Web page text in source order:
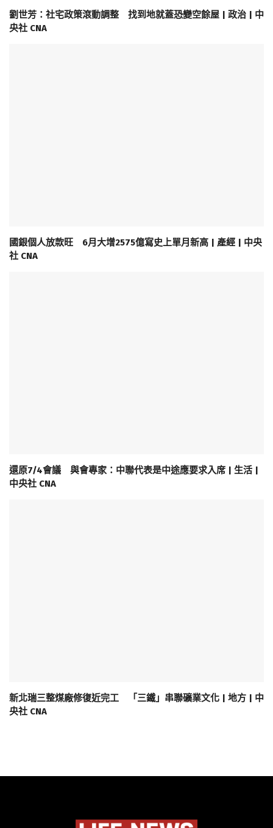
劉世芳：社宅政策滾動調整 找到地就蓋恐變空餘屋 | 政治 | 中
央社 CNA
國銀個人放款旺 6月大增2575億寫史上單月新高 | 產經 | 中央
社 CNA
還原7/4會議 與會專家：中聯代表是中途應要求入席 | 生活 |
中央社 CNA
新北瑞三整煤廠修復近完工 「三鐵」串聯礦業文化 | 地方 | 中
央社 CNA